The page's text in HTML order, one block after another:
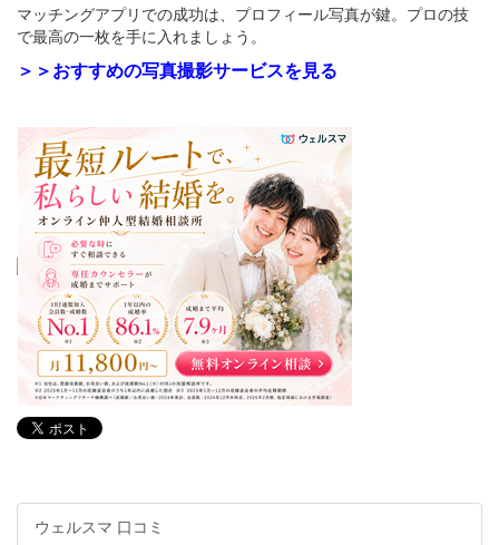
マッチングアプリでの成功は、プロフィール写真が鍵。プロの技
で最高の一枚を手に入れましょう。
＞＞おすすめの写真撮影サービスを見る
ウェルスマ 口コミ